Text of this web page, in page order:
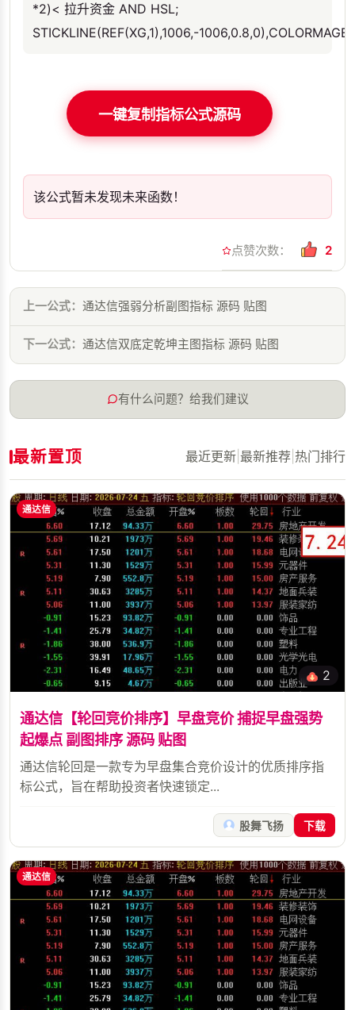
*2)< 拉升资金 AND HSL;
STICKLINE(REF(XG,1),1006,-
一键复制指标公式源码
该公式暂未发现未来函数！
点赞次数： 2
上一公式： 通达信强弱分析副图指标 源码 贴图
下一公式： 通达信双底定乾坤主图指标 源码 贴图
有什么问题？给我们建议
最新置顶 最近更新 最新推荐 热门排行
通达信
2
通达信【轮回竞价排序】早盘竞价 捕捉早盘强势
起爆点 副图排序 源码 贴图
通达信轮回是一款专为早盘集合竞价设计的优质排序指
标公式，旨在帮助投资者快速锁定...
股舞飞扬 下载
通达信